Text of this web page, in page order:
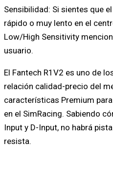
Sensibilidad: Si sientes que
rápido o muy lento en el
Low/High Sensitivity
usuario.
El Fantech R1V2 es uno de
relación calidad-precio del
características Premium
en el SimRacing. Sabiendo
Input y D-Input, no habrá
resista.